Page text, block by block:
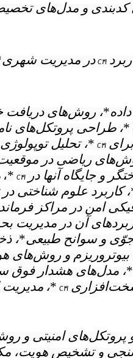
کدبندی و مدل‌های
C۴I در مدیریت شهری
*، ‌روش‌های دریافت
*، طراحی پروتکل‌های
برای C۴I *، تحلیل
ریاضی در
و جایگاه‌ آنها در C۴I *،
، کاربرد علوم شناختی
امن در مراکز
آن در مدیریت
جوّی و سوانح طبیعی*،
بیوتروریزم و
*، مدل‌های هشدار فوق
C۴I *، مدیریت
و پروتکل‌های امنیتی و
و تشخیص هویت،